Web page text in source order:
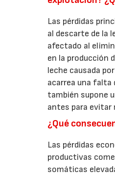
Las pérdidas
al descarte de la
afectado al
en la producción
leche causada
acarrea una falta
también supone
antes para evitar
¿Qué
Las pérdidas
productivas
somáticas